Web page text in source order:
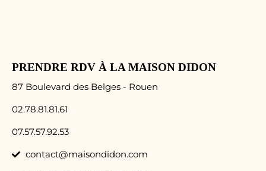
PRENDRE RDV À LA MAISON DIDON
87 Boulevard des Belges - Rouen
02.78.81.81.61
07.57.57.92.53
contact@maisondidon.com